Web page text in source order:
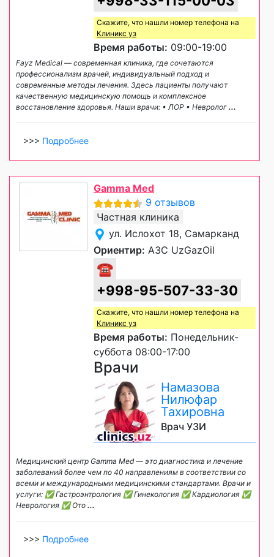
Скажите, что нашли номер телефона на
Клиникс уз
Время работы: 09:00-19:00
Fayz Medical — современная клиника, где сочетаются
профессионализм врачей, индивидуальный подход и
современные методы лечения. Здесь пациенты получают
качественную медицинскую помощь и комплексное
восстановление здоровья. Наши врачи: • ЛОР • Невролог ...
>>> Подробнее
Gamma Med
9 отзывов
Частная клиника
ул. Ислохот 18, Самарканд
Ориентир: АЗС UzGazOil
☎
+998-95-507-33-30
Скажите, что нашли номер телефона на
Клиникс уз
Время работы: Понедельник-
суббота 08:00-17:00
Врачи
Намазова
Нилюфар
Тахировна
Врач УЗИ
Медицинский центр Gamma Med — это диагностика и лечение
заболеваний более чем по 40 направлениям в соответствии со
всеми и международными медицинскими стандартами. Врачи и
услуги: ✅ Гастроэнтрология ✅ Гинекология ✅ Кардиология ✅
Неврология ✅ Ото ...
>>> Подробнее